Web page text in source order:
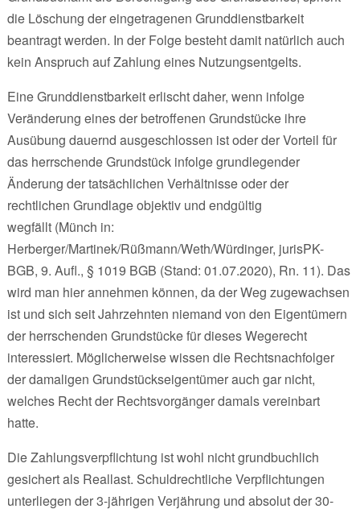
die Löschung der eingetragenen Grunddienstbarkeit
beantragt werden. In der Folge besteht damit natürlich auch
kein Anspruch auf Zahlung eines Nutzungsentgelts.
Eine Grunddienstbarkeit erlischt daher, wenn infolge
Veränderung eines der betroffenen Grundstücke ihre
Ausübung dauernd ausgeschlossen ist oder der Vorteil für
das herrschende Grundstück infolge grundlegender
Änderung der tatsächlichen Verhältnisse oder der
rechtlichen Grundlage objektiv und endgültig
wegfällt (Münch in:
Herberger/Martinek/Rüßmann/Weth/Würdinger, jurisPK-
BGB, 9. Aufl., § 1019 BGB (Stand: 01.07.2020), Rn. 11). Das
wird man hier annehmen können, da der Weg zugewachsen
ist und sich seit Jahrzehnten niemand von den Eigentümern
der herrschenden Grundstücke für dieses Wegerecht
interessiert. Möglicherweise wissen die Rechtsnachfolger
der damaligen Grundstückseigentümer auch gar nicht,
welches Recht der Rechtsvorgänger damals vereinbart
hatte.
Die Zahlungsverpflichtung ist wohl nicht grundbuchlich
gesichert als Reallast. Schuldrechtliche Verpflichtungen
unterliegen der 3-jährigen Verjährung und absolut der 30-